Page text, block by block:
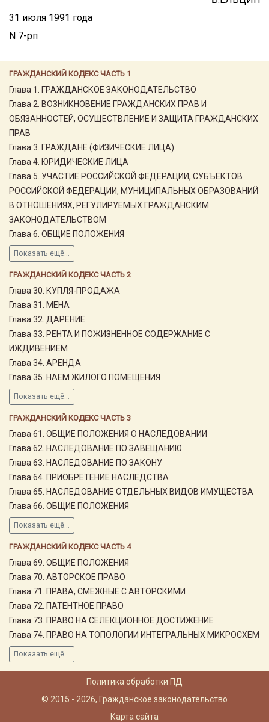
ГРАЖДАНСКИЙ КОДЕКС ЧАСТЬ 1
Глава 1. ГРАЖДАНСКОЕ ЗАКОНОДАТЕЛЬСТВО
Глава 2. ВОЗНИКНОВЕНИЕ ГРАЖДАНСКИХ ПРАВ И
ОБЯЗАННОСТЕЙ, ОСУЩЕСТВЛЕНИЕ И ЗАЩИТА ГРАЖДАНСКИХ
ПРАВ
Глава 3. ГРАЖДАНЕ (ФИЗИЧЕСКИЕ ЛИЦА)
Глава 4. ЮРИДИЧЕСКИЕ ЛИЦА
Глава 5. УЧАСТИЕ РОССИЙСКОЙ ФЕДЕРАЦИИ, СУБЪЕКТОВ
РОССИЙСКОЙ ФЕДЕРАЦИИ, МУНИЦИПАЛЬНЫХ ОБРАЗОВАНИЙ
В ОТНОШЕНИЯХ, РЕГУЛИРУЕМЫХ ГРАЖДАНСКИМ
ЗАКОНОДАТЕЛЬСТВОМ
Глава 6. ОБЩИЕ ПОЛОЖЕНИЯ
Показать ещё...
ГРАЖДАНСКИЙ КОДЕКС ЧАСТЬ 2
Глава 30. КУПЛЯ-ПРОДАЖА
Глава 31. МЕНА
Глава 32. ДАРЕНИЕ
Глава 33. РЕНТА И ПОЖИЗНЕННОЕ СОДЕРЖАНИЕ С
ИЖДИВЕНИЕМ
Глава 34. АРЕНДА
Глава 35. НАЕМ ЖИЛОГО ПОМЕЩЕНИЯ
Показать ещё...
ГРАЖДАНСКИЙ КОДЕКС ЧАСТЬ 3
Глава 61. ОБЩИЕ ПОЛОЖЕНИЯ О НАСЛЕДОВАНИИ
Глава 62. НАСЛЕДОВАНИЕ ПО ЗАВЕЩАНИЮ
Глава 63. НАСЛЕДОВАНИЕ ПО ЗАКОНУ
Глава 64. ПРИОБРЕТЕНИЕ НАСЛЕДСТВА
Глава 65. НАСЛЕДОВАНИЕ ОТДЕЛЬНЫХ ВИДОВ ИМУЩЕСТВА
Глава 66. ОБЩИЕ ПОЛОЖЕНИЯ
Показать ещё...
ГРАЖДАНСКИЙ КОДЕКС ЧАСТЬ 4
Глава 69. ОБЩИЕ ПОЛОЖЕНИЯ
Глава 70. АВТОРСКОЕ ПРАВО
Глава 71. ПРАВА, СМЕЖНЫЕ С АВТОРСКИМИ
Глава 72. ПАТЕНТНОЕ ПРАВО
Глава 73. ПРАВО НА СЕЛЕКЦИОННОЕ ДОСТИЖЕНИЕ
Глава 74. ПРАВО НА ТОПОЛОГИИ ИНТЕГРАЛЬНЫХ МИКРОСХЕМ
Показать ещё...
31 июля 1991 года
N 7-рп
Политика обработки ПД
© 2015 - 2026, Гражданское законодательство
Карта сайта